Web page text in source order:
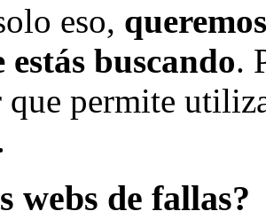
eso,
buscando.
que permite
webs de fallas?